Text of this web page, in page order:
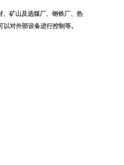
、矿山及选煤厂、钢铁厂、热
对外部设备进行控制等。